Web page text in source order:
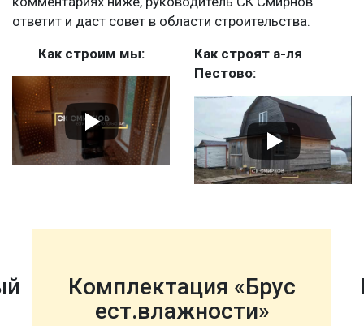
ответит и даст совет в области строительства.
Как строим мы:
Как строят а-ля
Пестово:
Комплектация «Брус
ест.влажности»